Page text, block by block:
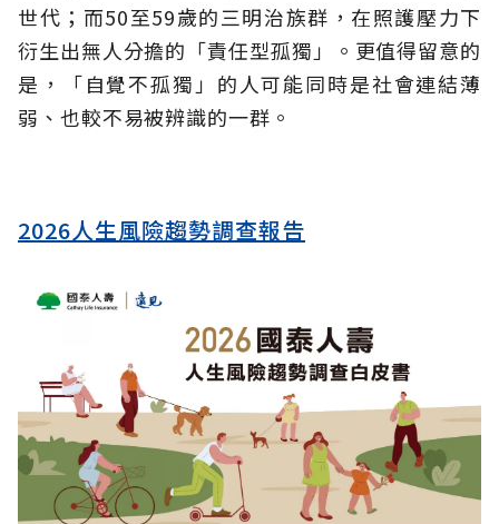
世代；而50至59歲的三明治族群，在照護壓力下
衍生出無人分擔的「責任型孤獨」。更值得留意的
是，「自覺不孤獨」的人可能同時是社會連結薄
弱、也較不易被辨識的一群。
2026人生風險趨勢調查報告